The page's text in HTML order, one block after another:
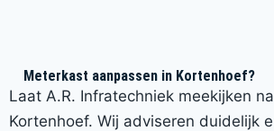
Meterkast aanpassen in Kortenhoef?
Laat A.R. Infratechniek meekijken
Kortenhoef. Wij adviseren duidelijk